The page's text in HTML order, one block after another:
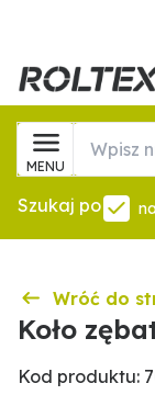
MENU
Szukaj po
Wróć do
Koło
Kod produktu: